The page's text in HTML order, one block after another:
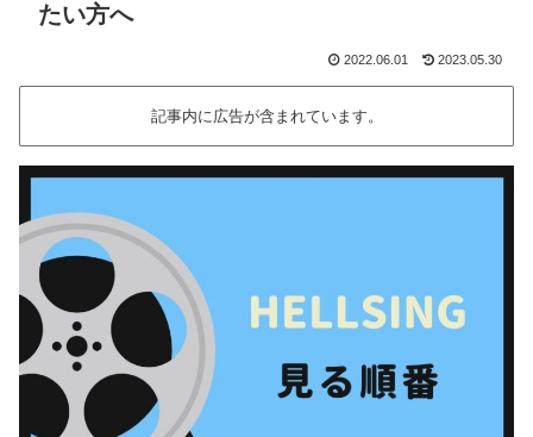
たい方へ
2022.06.01 2023.05.30
記事内に広告が含まれています。